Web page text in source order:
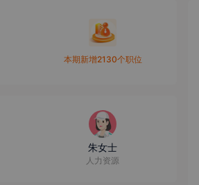
本期新增2130个职位
朱女士
人力资源